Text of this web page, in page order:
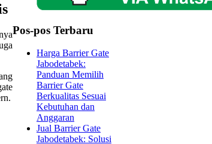
Pos-pos Terbaru
Harga Barrier Gate
Jabodetabek:
Panduan Memilih
Barrier Gate
Berkualitas Sesuai
Kebutuhan dan
Anggaran
Jual Barrier Gate
Jabodetabek: Solusi